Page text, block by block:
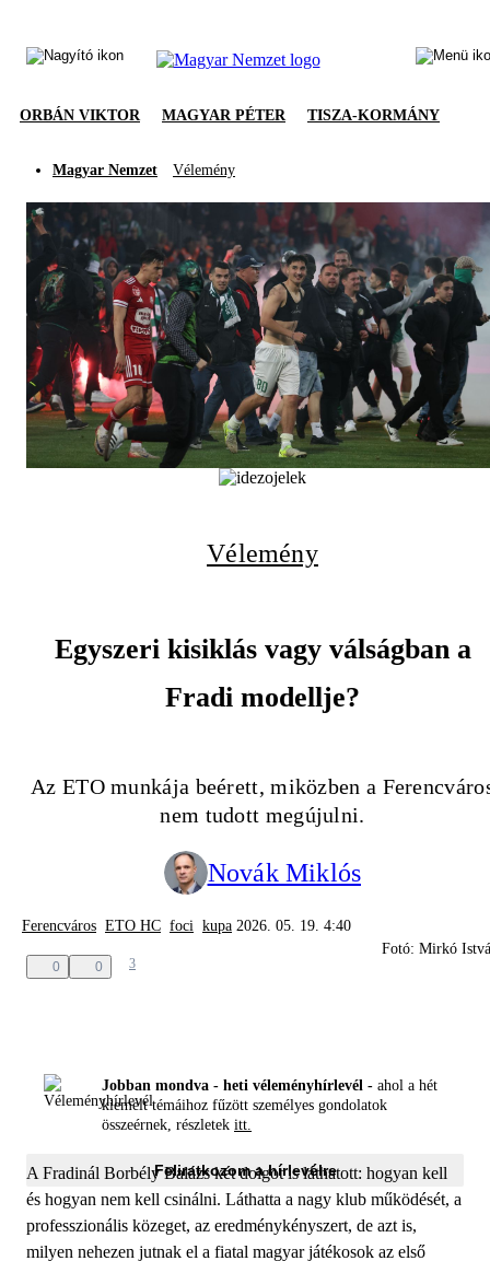
ORBÁN VIKTOR MAGYAR PÉTER TISZA-KORMÁNY
Magyar Nemzet Vélemény
Vélemény
Egyszeri kisiklás vagy válságban a
Fradi modellje?
Az ETO munkája beérett, miközben a
nem tudott megújulni.
Novák Miklós
Ferencváros ETO HC foci kupa 2026. 05. 19. 4:40
Fotó: Mirkó
0 0 3
Jobban mondva - heti véleményhírlevél - ahol a hét
kiemelt témáihoz fűzött személyes gondolatok
összeérnek, részletek itt.
Feliratkozom a hírlevélre
A Fradinál Borbély Balázs két dolgot is láthatott: hogyan kell
és hogyan nem kell csinálni. Láthatta a nagy klub működését, a
professzionális közeget, az eredménykényszert, de azt is,
milyen nehezen jutnak el a fiatal magyar játékosok az első